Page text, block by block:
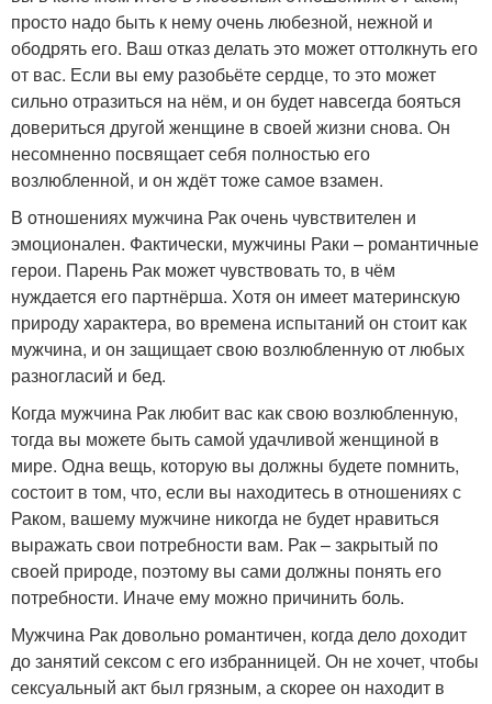
просто надо быть к нему очень любезной, нежной и
ободрять его. Ваш отказ делать это может оттолкнуть его
от вас. Если вы ему разобьёте сердце, то это может
сильно отразиться на нём, и он будет навсегда бояться
довериться другой женщине в своей жизни снова. Он
несомненно посвящает себя полностью его
возлюбленной, и он ждёт тоже самое взамен.
В отношениях мужчина Рак очень чувствителен и
эмоционален. Фактически, мужчины Раки – романтичные
герои. Парень Рак может чувствовать то, в чём
нуждается его партнёрша. Хотя он имеет материнскую
природу характера, во времена испытаний он стоит как
мужчина, и он защищает свою возлюбленную от любых
разногласий и бед.
Когда мужчина Рак любит вас как свою возлюбленную,
тогда вы можете быть самой удачливой женщиной в
мире. Одна вещь, которую вы должны будете помнить,
состоит в том, что, если вы находитесь в отношениях с
Раком, вашему мужчине никогда не будет нравиться
выражать свои потребности вам. Рак – закрытый по
своей природе, поэтому вы сами должны понять его
потребности. Иначе ему можно причинить боль.
Мужчина Рак довольно романтичен, когда дело доходит
до занятий сексом с его избранницей. Он не хочет, чтобы
сексуальный акт был грязным, а скорее он находит в